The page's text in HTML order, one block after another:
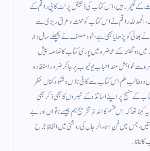
کے لکچرر ہیں، اس کتاب کی ڈجیٹل پرنٹ کاپی راقم کے
الحمد للہ راقم نے اس کتاب کو محنت وعرق ریزی سے
بھائی کو پڑھایا بھی ہے، خود مصنف نے پچھلے سال دار
دو گھنٹہ کے محاضرہ میں پوری کتاب کا خلاصہ پیش
سے خواہش مند احباب یوٹیوب پر جاکر ضرور استفادہ
وہ طالب علم اس کتاب سے کافی نالاں و شکوہ کناں نظر
منہج پر اپنے اساتذہ کے تبصروں کا بھی ذکر بھی
تھا کہ اس قسم کا اندازِ تخریج ہم جیسے ناتواں اور بے
جس میں فنِ اسماء الرجال کی روشنی میں الفاظِ جرح
لحاظ…